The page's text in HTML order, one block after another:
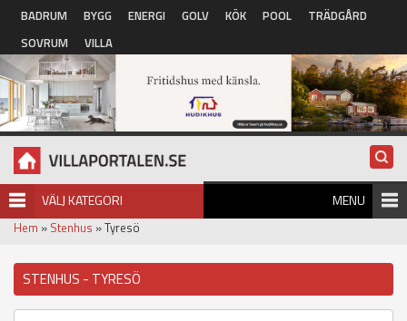
Hoppa till huvudinnehåll
BADRUM BYGG ENERGI GOLV KÖK POOL
TRÄDGÅRD
SOVRUM
VILLA
VÄLJ KATEGORI MENU
Hem » Stenhus » Tyresö
STENHUS - TYRESÖ